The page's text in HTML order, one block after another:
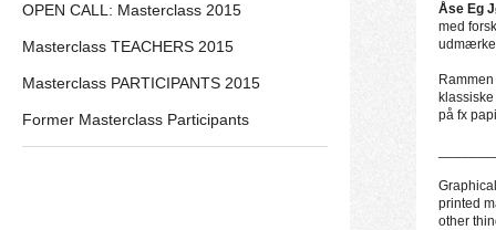
Åse Eg
med
på fx
printed
other
OPEN CALL: Masterclass 2015
Masterclass TEACHERS 2015
Masterclass PARTICIPANTS 2015
Former Masterclass Participants